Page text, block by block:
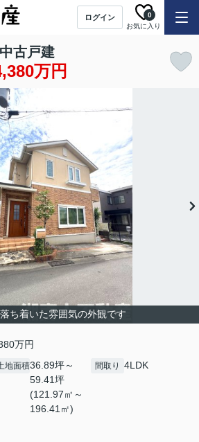
ログイン
お気に入り
0
古戸建
万円
落ち着いた雰囲気の外観です
万円
地面積36.89坪～
59.41坪
(121.97㎡～
196.41㎡)
間取り 4LDK